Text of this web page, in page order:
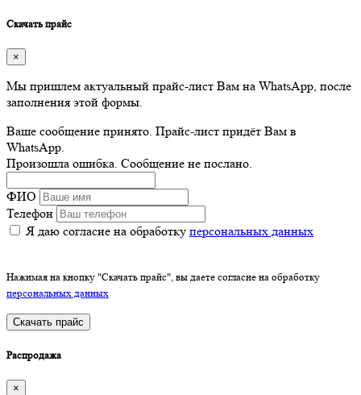
Скачать прайс
×
Мы пришлем актуальный прайс-лист Вам на WhatsApp, после
заполнения этой формы.
Ваше сообщение принято. Прайс-лист придёт Вам в
WhatsApp.
Произошла ошибка. Сообщение не послано.
ФИО
Телефон
Я даю согласие на обработку персональных данных
Нажимая на кнопку "Скачать прайс", вы даете согласие на обработку
персональных данных
Скачать прайс
Распродажа
×